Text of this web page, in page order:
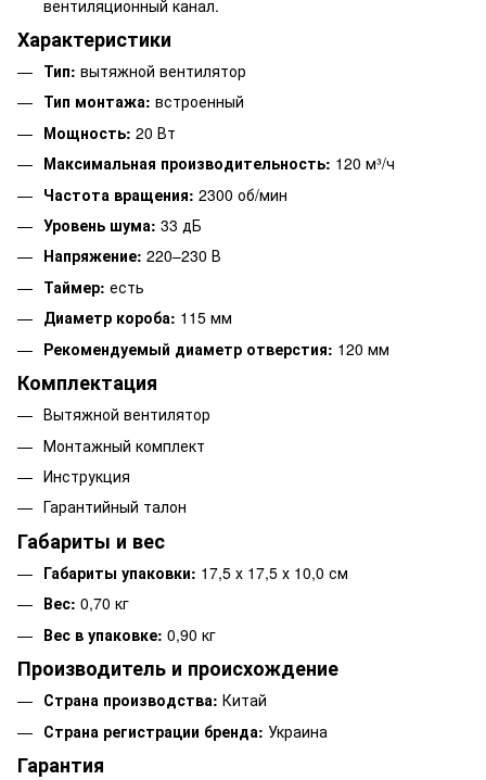
вентиляционный канал.
Характеристики
Тип: вытяжной вентилятор
Тип монтажа: встроенный
Мощность: 20 Вт
Максимальная производительность: 120 м³/ч
Частота вращения: 2300 об/мин
Уровень шума: 33 дБ
Напряжение: 220–230 В
Таймер: есть
Диаметр короба: 115 мм
Рекомендуемый диаметр отверстия: 120 мм
Комплектация
Вытяжной вентилятор
Монтажный комплект
Инструкция
Гарантийный талон
Габариты и вес
Габариты упаковки: 17,5 х 17,5 х 10,0 см
Вес: 0,70 кг
Вес в упаковке: 0,90 кг
Производитель и происхождение
Страна производства: Китай
Страна регистрации бренда: Украина
Гарантия